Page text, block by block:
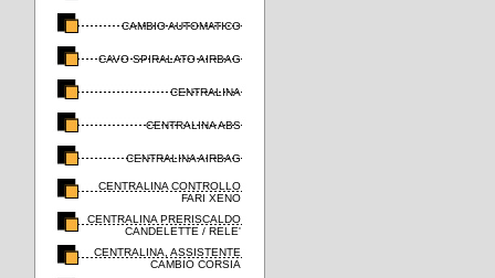
CAMBIO AUTOMATICO
CAVO SPIRALATO AIRBAG
CENTRALINA
CENTRALINA ABS
CENTRALINA AIRBAG
CENTRALINA CONTROLLO
FARI XENO
CENTRALINA PRERISCALDO
CANDELETTE / RELE'
CENTRALINA, ASSISTENTE
CAMBIO CORSIA